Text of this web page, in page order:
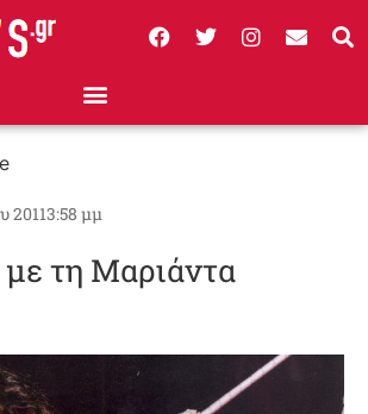
20113:58 μμ
με τη Μαριάντα